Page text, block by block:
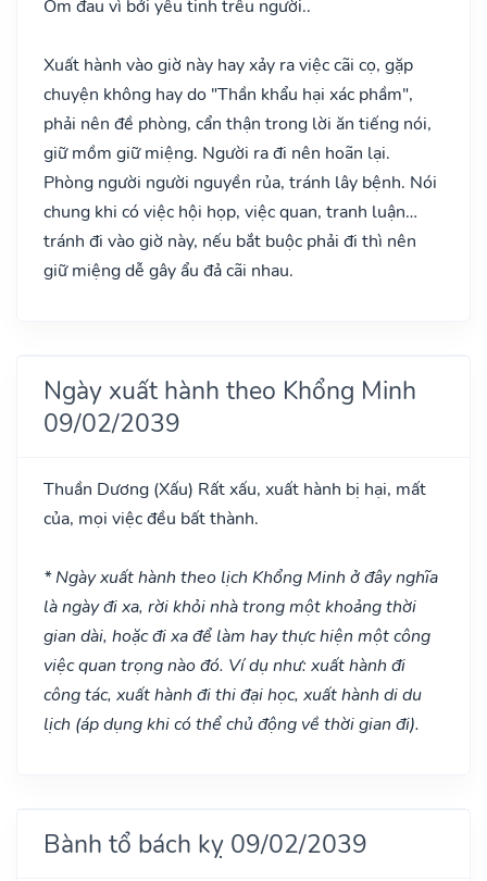
Ốm đau vì bởi yêu tinh trêu người..
Xuất hành vào giờ này hay xảy ra việc cãi cọ, gặp
chuyện không hay do "Thần khẩu hại xác phầm",
phải nên đề phòng, cẩn thận trong lời ăn tiếng nói,
giữ mồm giữ miệng. Người ra đi nên hoãn lại.
Phòng người người nguyền rủa, tránh lây bệnh. Nói
chung khi có việc hội họp, việc quan, tranh luận…
tránh đi vào giờ này, nếu bắt buộc phải đi thì nên
giữ miệng dễ gây ẩu đả cãi nhau.
Ngày xuất hành theo Khổng Minh
09/02/2039
Thuần Dương (Xấu) Rất xấu, xuất hành bị hại, mất
của, mọi việc đều bất thành.
* Ngày xuất hành theo lịch Khổng Minh ở đây nghĩa
là ngày đi xa, rời khỏi nhà trong một khoảng thời
gian dài, hoặc đi xa để làm hay thực hiện một công
việc quan trọng nào đó. Ví dụ như: xuất hành đi
công tác, xuất hành đi thi đại học, xuất hành di du
lịch (áp dụng khi có thể chủ động về thời gian đi).
Bành tổ bách kỵ 09/02/2039